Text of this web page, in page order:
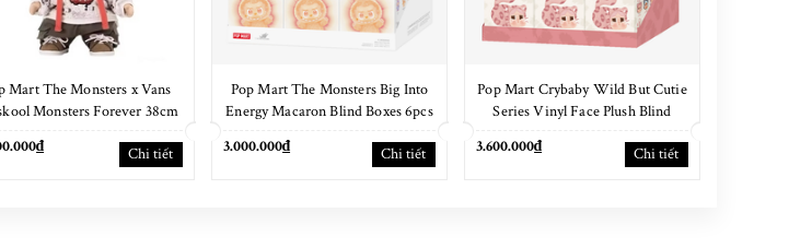
Mart The Monsters x Vans
Monsters Forever 38cm
Chi tiết
Pop Mart The Monsters Big Into
Energy Macaron Blind Boxes 6pcs
3.000.000₫ Chi tiết
Pop Mart Crybaby Wild But Cutie
Series Vinyl Face Plush Blind
3.600.000₫ Chi tiết